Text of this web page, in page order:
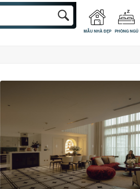
MẪU NHÀ ĐẸP PHÒNG NGỦ